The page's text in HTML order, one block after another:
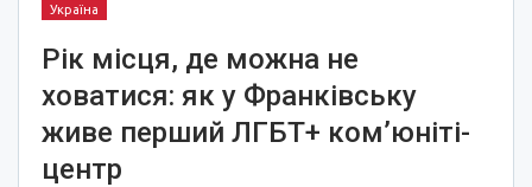
Україна
Рік місця, де можна не
ховатися: як у Франківську
живе перший ЛГБТ+ ком’юніті-
центр